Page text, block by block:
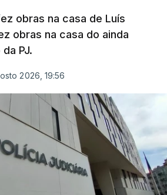
obras na casa de Luís
obras na casa do ainda
PJ.
2026, 19:56